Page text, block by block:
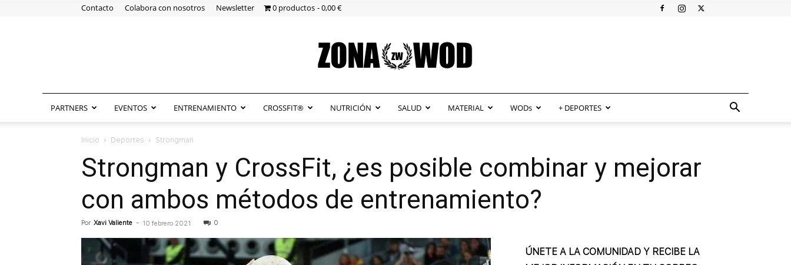
Contacto Colabora con nosotros Newsletter 0 productos 0,00 €
ZonaWOD
PARTNERS EVENTOS ENTRENAMIENTO CROSSFIT® NUTRICIÓN SALUD MATERIAL WODs + DEPORTES
Inicio Deportes Strongman
Strongman y CrossFit, ¿es posible combinar y mejorar
con ambos métodos de entrenamiento?
Por Xavi Valiente - 10 febrero 2021 0
ÚNETE A LA COMUNIDAD Y RECIBE LA